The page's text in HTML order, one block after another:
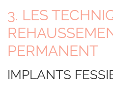
3. LES
PERMANENT
IMPLANTS